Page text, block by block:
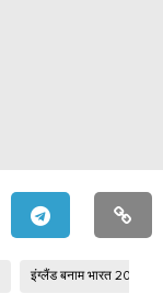
इंग्लैंड बनाम भारत 2026